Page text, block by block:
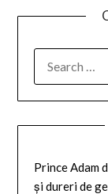
FOR:
Prince Adam
și dureri de